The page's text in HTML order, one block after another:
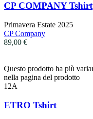
CP COMPANY Tshirt
Primavera Estate 2025
CP Company
89,00 €
Questo prodotto ha più
nella pagina del prodotto
12A
ETRO Tshirt